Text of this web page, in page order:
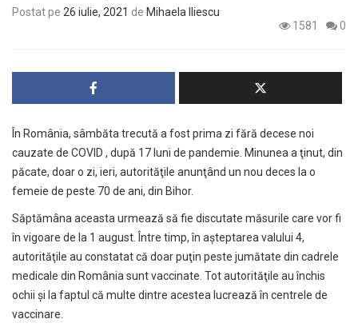
Postat pe 26 iulie, 2021 de Mihaela Iliescu
1581
0
În România, sâmbăta trecută a fost prima zi fără decese noi
cauzate de COVID , după 17 luni de pandemie. Minunea a ţinut, din
păcate, doar o zi, ieri, autorităţile anunţând un nou deces la o
femeie de peste 70 de ani, din Bihor.
Săptămâna aceasta urmează să fie discutate măsurile care vor fi
în vigoare de la 1 august. Între timp, în aşteptarea valului 4,
autorităţile au constatat că doar puţin peste jumătate din cadrele
medicale din România sunt vaccinate. Tot autorităţile au închis
ochii şi la faptul că multe dintre acestea lucrează în centrele de
vaccinare.